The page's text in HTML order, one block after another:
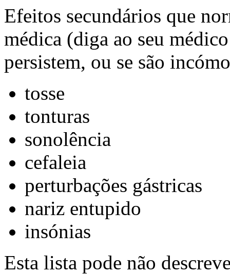
Efeitos secundários que
médica (diga ao seu
persistem, ou se são
tosse
tonturas
sonolência
cefaleia
perturbações gástricas
nariz entupido
insónias
Esta lista pode não